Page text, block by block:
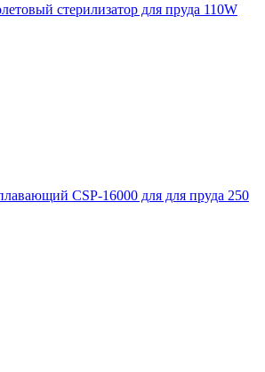
стерилизатор для пруда 110W
CSP-16000 для для пруда 250